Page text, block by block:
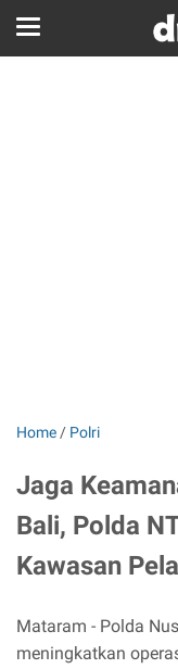
Home / Polri
Jaga
Bali, Polda
Kawasan
Mataram - Polda
meningkatkan